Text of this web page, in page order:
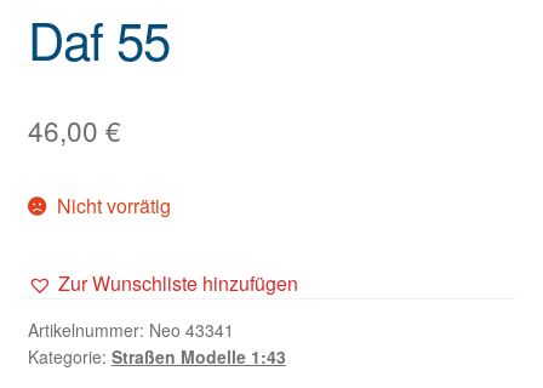
Daf 55
46,00 €
Nicht vorrätig
Zur Wunschliste hinzufügen
Artikelnummer: Neo 43341
Kategorie: Straßen Modelle 1:43